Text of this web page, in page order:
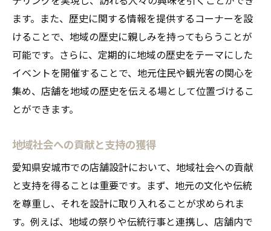
ます。また、歴史に関する情報を提供するコーナーを設
けることで、地域の歴史に親しみを持ってもらうことが
可能です。さらに、定期的に地域の歴史をテーマにした
イベントを開催することで、地元住民や観光客の関心を
集め、店舗を地域の歴史を伝える場として位置づけるこ
とができます。
地域社会への貢献と支持の獲得
愛知県安城市での店舗設計において、地域社会への貢献
と支持を得ることは重要です。まず、地元の文化や伝統
を尊重し、それを設計に取り入れることが求められま
す。例えば、地域の祭りや伝統行事と連携し、店舗内で